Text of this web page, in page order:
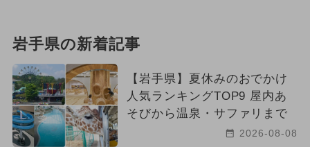
岩手県の新着記事
【岩手県】夏休みのおでかけ
人気ランキングTOP9 屋内あ
そびから温泉・サファリまで
2026-08-08